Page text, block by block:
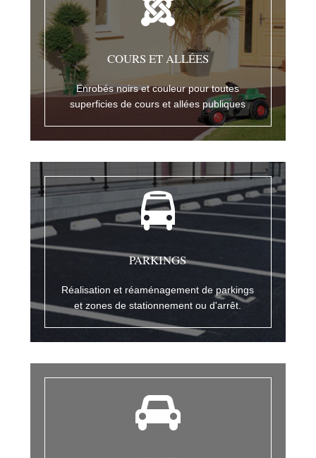
COURS ET ALLÉES
Enrobés noirs et couleur pour toutes
superficies de cours et allées publiques
PARKINGS
Réalisation et réaménagement de parkings
et zones de stationnement ou d'arrêt.